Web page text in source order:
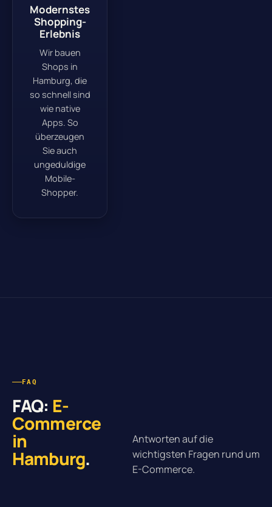
Modernstes
Shopping-
Erlebnis
Wir bauen
Shops in
Hamburg, die
so schnell sind
wie native
Apps. So
überzeugen
Sie auch
ungeduldige
Mobile-
Shopper.
FAQ
FAQ: E-
Commerce
in
Hamburg.
Antworten auf die
wichtigsten Fragen rund um
E-Commerce.